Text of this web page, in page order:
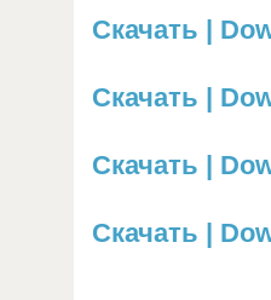
Скачать |
Скачать |
Скачать |
Скачать |